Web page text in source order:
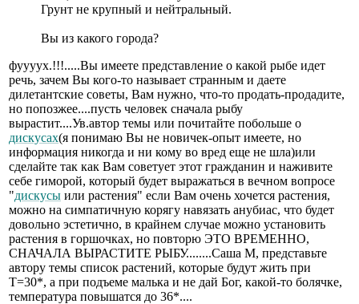
Грунт не крупный и нейтральный.
Вы из какого города?
фуууух.!!!.....Вы имеете представление о какой рыбе идет
речь, зачем Вы кого-то называет странным и даете
дилетантские советы, Вам нужно, что-то продать-продадите,
но попозжее....пусть человек сначала рыбу
вырастит....Ув.автор темы или почитайте побольше о
дискусах(я понимаю Вы не новичек-опыт имеете, но
информация никогда и ни кому во вред еще не шла)или
сделайте так как Вам советует этот гражданин и наживите
себе гиморой, который будет выражаться в вечном вопросе
"дискусы или растения" если Вам очень хочется растения,
можно на симпатичную корягу навязать анубиас, что будет
довольно эстетично, в крайнем случае можно установить
растения в горшочках, но повторю ЭТО ВРЕМЕННО,
СНАЧАЛА ВЫРАСТИТЕ РЫБУ........Саша М, представьте
автору темы список растений, которые будут жить при
Т=30*, а при подъеме малька и не дай Бог, какой-то болячке,
температура повышатся до 36*....